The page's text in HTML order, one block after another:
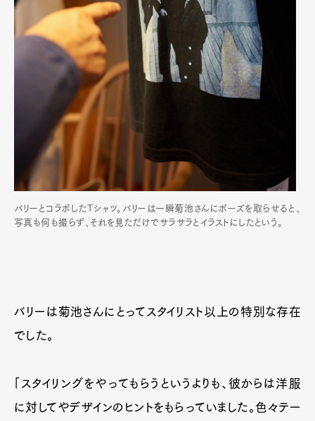
バリーとコラボしたTシャツ。バリーは一瞬菊池さんにポーズを取らせると、
写真も何も撮らず、それを見ただけでサラサラとイラストにしたという。
バリーは菊池さんにとってスタイリスト以上の特別な存在
でした。
「スタイリングをやってもらうというよりも、彼からは洋服
に対してやデザインのヒントをもらっていました。色々テー